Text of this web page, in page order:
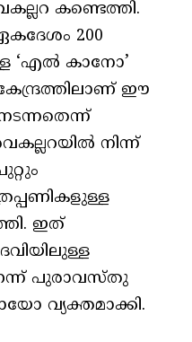
കണ്ടെത്തി.
200
‘എൽ കാനോ’
ഈ
നിന്ന്
ഇത്
പുരാവസ്തു
വ്യക്തമാക്കി.